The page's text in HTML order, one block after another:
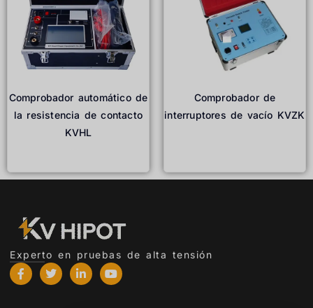
Comprobador automático de
la resistencia de contacto
KVHL
Comprobador de
interruptores de vacío KVZK
Experto en pruebas de alta tensión